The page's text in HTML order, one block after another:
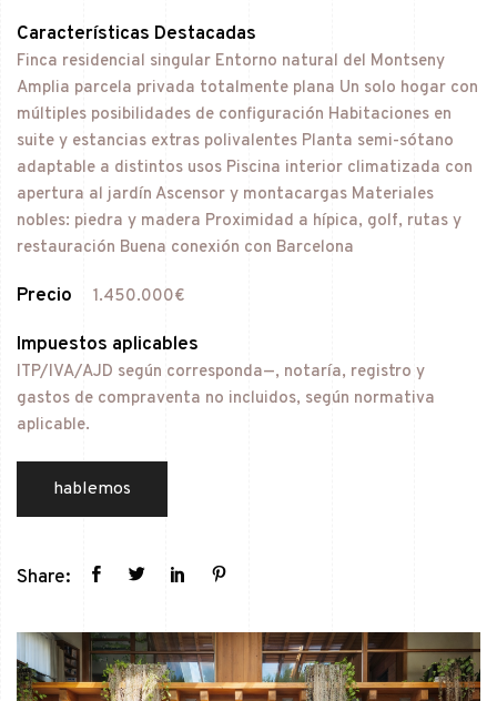
Características Destacadas
Finca residencial singular Entorno natural del Montseny
Amplia parcela privada totalmente plana Un solo hogar con
múltiples posibilidades de configuración Habitaciones en
suite y estancias extras polivalentes Planta semi-sótano
adaptable a distintos usos Piscina interior climatizada con
apertura al jardín Ascensor y montacargas Materiales
nobles: piedra y madera Proximidad a hípica, golf, rutas y
restauración Buena conexión con Barcelona
Precio 1.450.000€
Impuestos aplicables
ITP/IVA/AJD según corresponda—, notaría, registro y
gastos de compraventa no incluidos, según normativa
aplicable.
hablemos
Share: